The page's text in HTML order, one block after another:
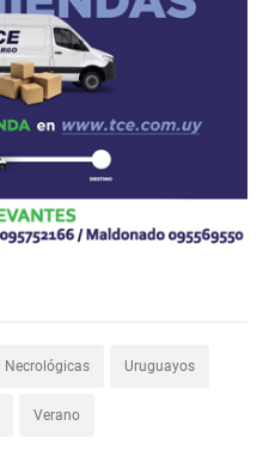
Necrológicas Uruguayos
Verano